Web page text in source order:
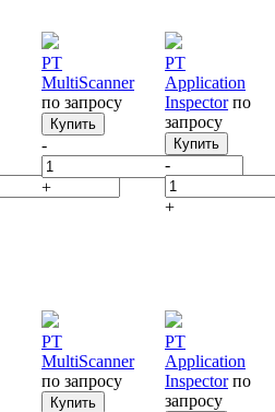
PT
MultiScanner
по запросу
Купить
-
+
PT
Application
Inspector по
запросу
Купить
-
+
PT
MultiScanner
по запросу
Купить
PT
Application
Inspector по
запросу